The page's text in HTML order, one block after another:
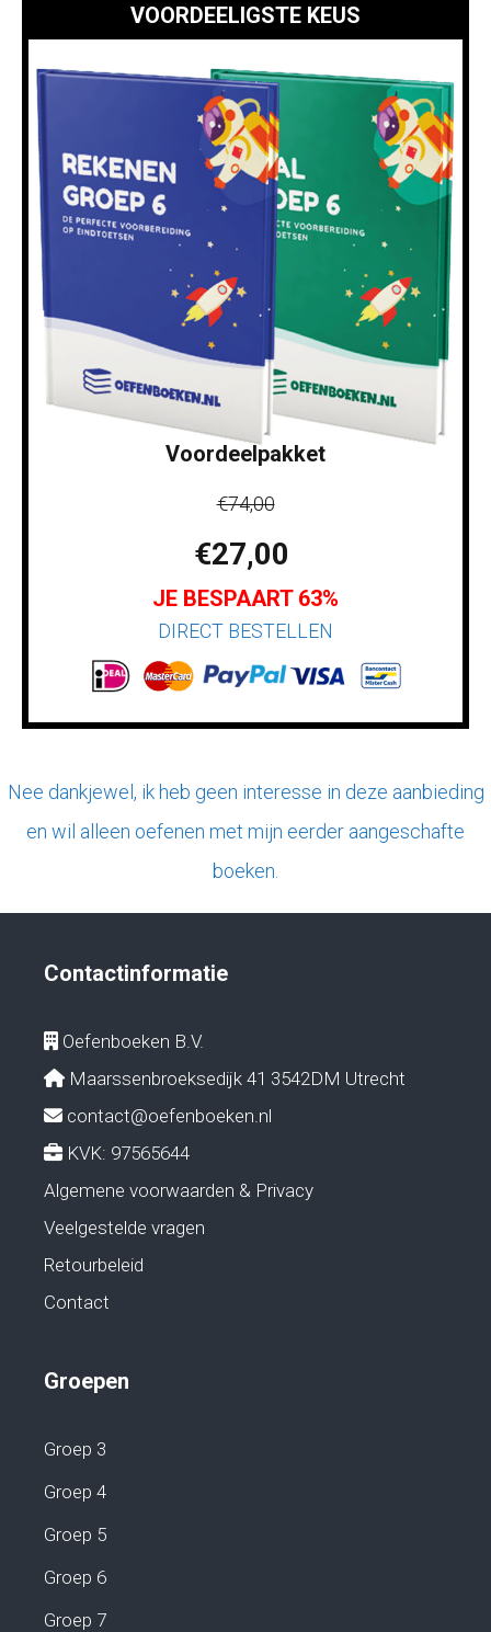
VOORDEELIGSTE KEUS
Voordeelpakket
€74,00
€27,00
JE BESPAART 63%
DIRECT BESTELLEN
Nee dankjewel, ik heb geen interesse in deze aanbieding
en wil alleen oefenen met mijn eerder aangeschafte
boeken.
Contactinformatie
Oefenboeken B.V.
Maarssenbroeksedijk 41 3542DM Utrecht
contact@oefenboeken.nl
KVK: 97565644
Algemene voorwaarden & Privacy
Veelgestelde vragen
Retourbeleid
Contact
Groepen
Groep 3
Groep 4
Groep 5
Groep 6
Groep 7